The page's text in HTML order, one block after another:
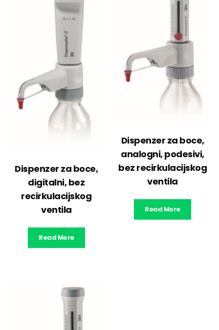
Dispenzer za boce,
digitalni, bez
recirkulacijskog
ventila
Read More
Dispenzer za boce,
analogni, podesivi,
bez recirkulacijskog
ventila
Read More